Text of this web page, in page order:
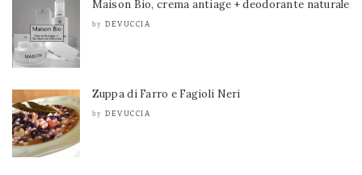
Maison Bio, crema antiage + deodorante naturale
by DEVUCCIA
Zuppa di Farro e Fagioli Neri
by DEVUCCIA